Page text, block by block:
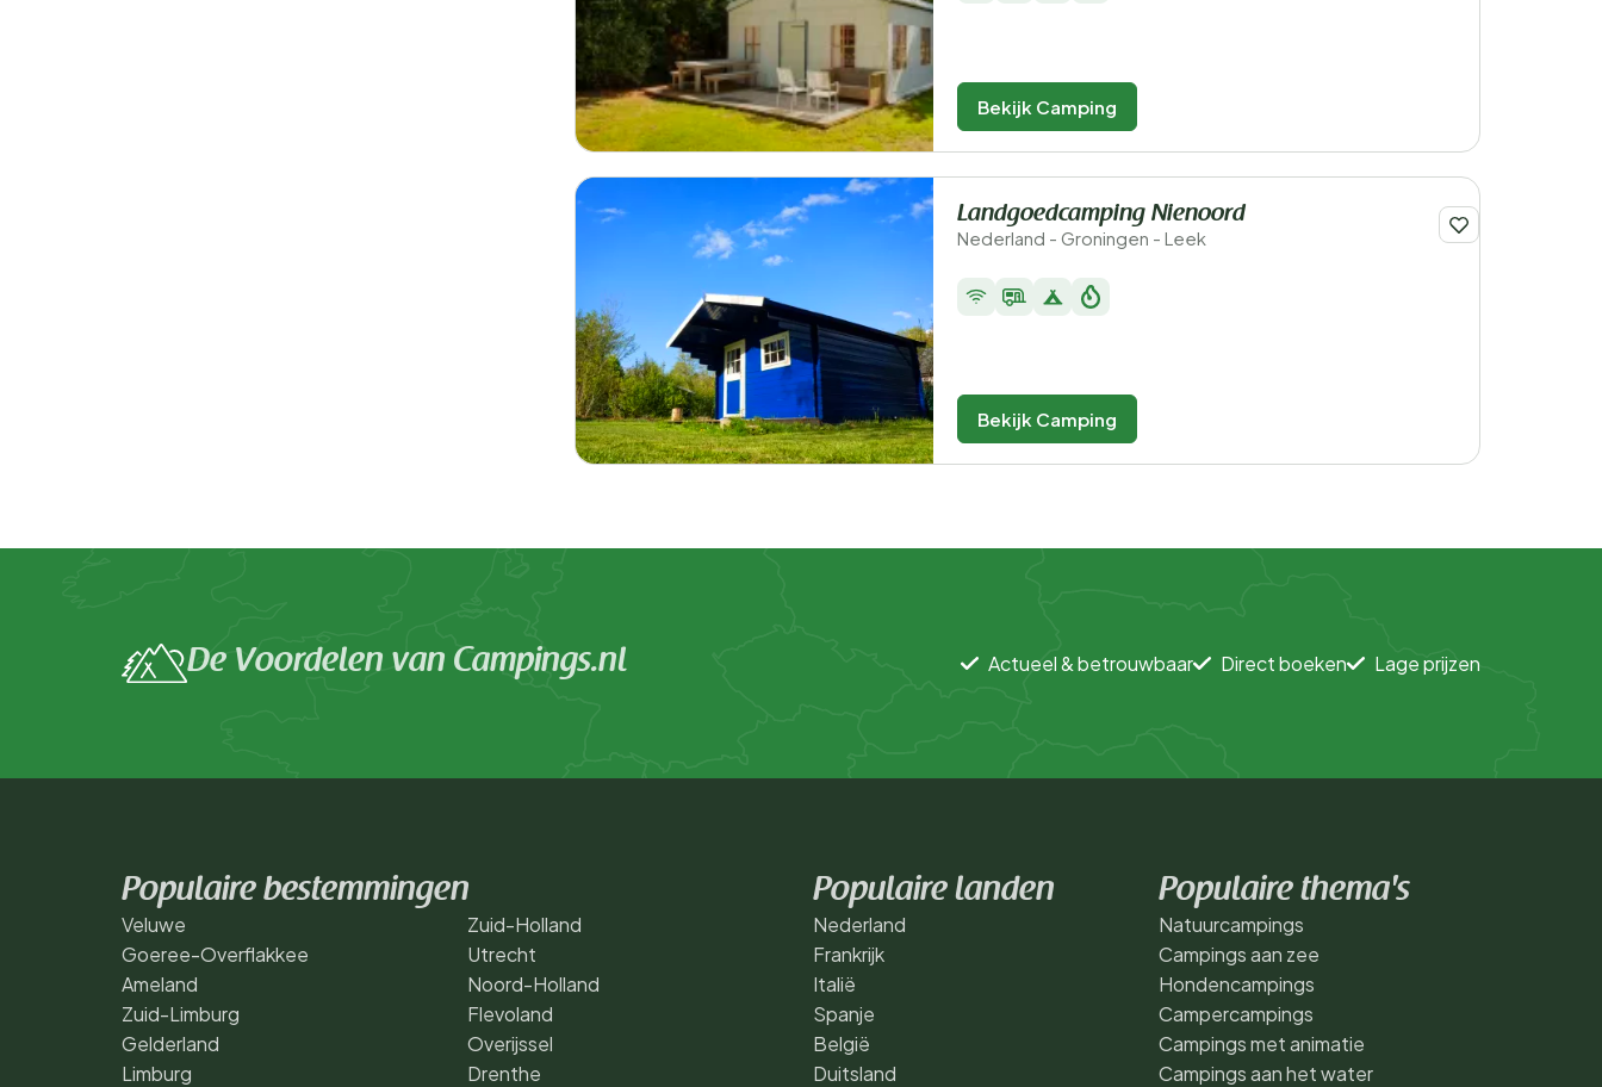
Bekijk Camping
Landgoedcamping Nienoord
Nederland - Groningen - Leek
Bekijk Camping
De Voordelen van Campings.nl Actueel & betrouwbaar Direct boeken Lage prijzen
Populaire bestemmingen
Veluwe
Goeree-Overflakkee
Ameland
Zuid-Limburg
Gelderland
Limburg
Zuid-Holland
Utrecht
Noord-Holland
Flevoland
Overijssel
Drenthe
Populaire landen
Nederland
Frankrijk
Italië
Spanje
België
Duitsland
Populaire thema's
Natuurcampings
Campings aan zee
Hondencampings
Campercampings
Campings met animatie
Campings aan het water